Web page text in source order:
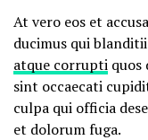
At vero eos et
ducimus qui
atque corrupti quos
sint occaecati
culpa qui officia
et dolorum fuga.